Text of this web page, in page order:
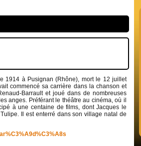
1914 à Pusignan (Rhône), mort le 12 juillet
commencé sa carrière dans la chanson et
Barrault et joué dans de nombreuses
anges. Préférant le théâtre au cinéma, où il
à une centaine de films, dont Jacques le
Il est enterré dans son village natal de